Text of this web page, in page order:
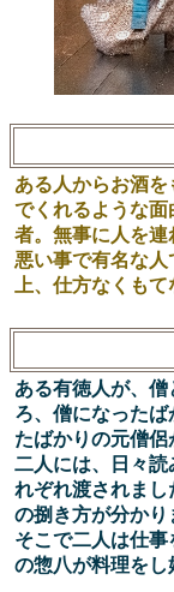
ある人からお酒
でくれるような
者。無事に人を
悪い事で有名な
上、仕方なくも
ある有徳人が、
ろ、僧になった
たばかりの元僧侶
二人には、日々
れぞれ渡されま
の捌き方が分かり
そこで二人は仕
の惣八が料理をし